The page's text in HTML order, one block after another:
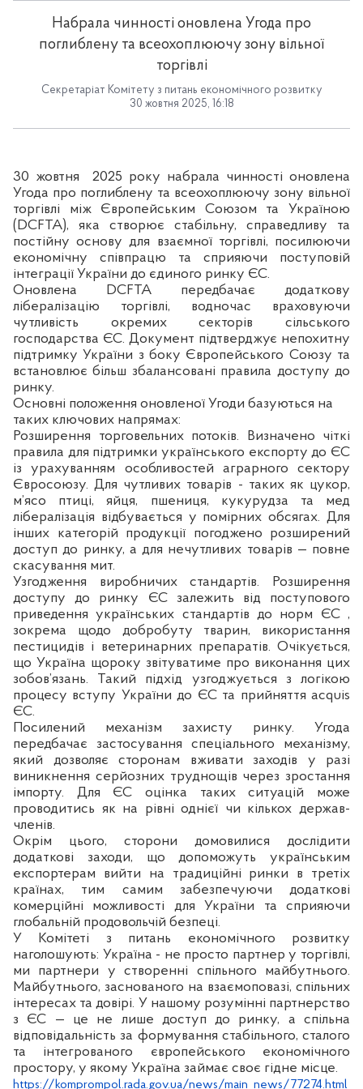
Набрала чинності оновлена Угода про
поглиблену та всеохоплюючу зону вільної
торгівлі
Секретаріат Комітету з питань економічного розвитку
30 жовтня 2025, 16:18
30 жовтня
2025 року набрала чинності оновлена
Угода про поглиблену та всеохоплюючу зону вільної
торгівлі між Європейським Союзом та Україною
(DCFTA), яка створює стабільну, справедливу та
постійну основу для взаємної торгівлі, посилюючи
економічну співпрацю та сприяючи поступовій
інтеграції України до єдиного ринку ЄС.
Оновлена DCFTA передбачає додаткову
лібералізацію торгівлі, водночас враховуючи
чутливість окремих секторів сільського
господарства ЄС. Документ підтверджує непохитну
підтримку України з боку Європейського Союзу та
встановлює більш збалансовані правила доступу до
ринку.
Основні положення оновленої Угоди базуються на
таких ключових напрямах:
Розширення торговельних потоків.
Визначено чіткі
правила для підтримки українського експорту до ЄС
із урахуванням особливостей аграрного сектору
Євросоюзу. Для чутливих товарів - таких як цукор,
м’ясо птиці, яйця, пшениця, кукурудза та мед
лібералізація відбувається у помірних обсягах. Для
інших категорій продукції погоджено розширений
доступ до ринку, а для нечутливих товарів — повне
скасування мит.
Узгодження виробничих стандартів. Розширення
доступу до ринку ЄС залежить від поступового
приведення українських стандартів до норм ЄС ,
зокрема щодо добробуту тварин, використання
пестицидів і ветеринарних препаратів. Очікується,
що Україна щороку звітуватиме про виконання цих
зобов’язань. Такий підхід узгоджується з логікою
процесу вступу України до ЄС та прийняття acquis
ЄС.
Посилений механізм захисту ринку. Угода
передбачає застосування спеціального механізму,
який дозволяє сторонам вживати заходів у разі
виникнення серйозних труднощів через зростання
імпорту. Для ЄС оцінка таких ситуацій може
проводитись як на рівні однієї чи кількох держав-
членів.
Окрім цього, сторони домовилися дослідити
додаткові заходи, що допоможуть українським
експортерам вийти на традиційні ринки в третіх
країнах, тим самим забезпечуючи додаткові
комерційні можливості для України та сприяючи
глобальній продовольчій безпеці.
У Комітеті з питань економічного розвитку
наголошують: Україна - не просто партнер у торгівлі,
ми партнери у створенні спільного майбутнього.
Майбутнього, заснованого на взаємоповазі, спільних
інтересах та довірі. У нашому розумінні партнерство
з ЄС — це не лише доступ до ринку, а спільна
відповідальність за формування стабільного, сталого
та інтегрованого європейського економічного
простору, у якому Україна займає своє гідне місце.
https://komprompol.rada.gov.ua/news/main_news/77274.html